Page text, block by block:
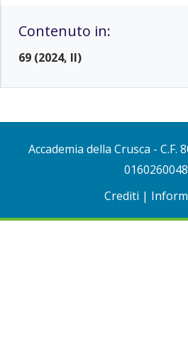
Contenuto in:
69 (2024, II)
Accademia della Crusca - C.F.
Crediti |